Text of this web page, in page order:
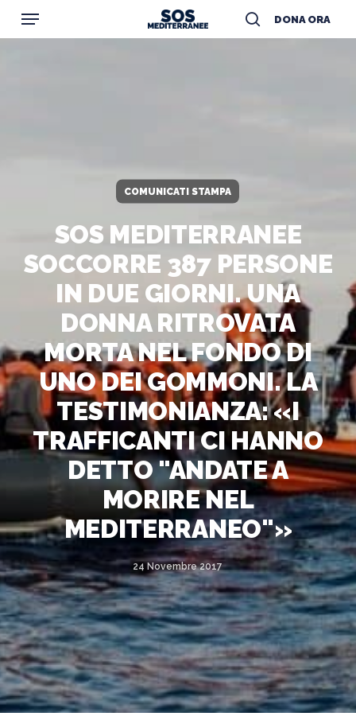
DONA ORA
search
Menu
COMUNICATI STAMPA
SOS MEDITERRANEE
SOCCORRE 387 PERSONE
IN DUE GIORNI. UNA
DONNA RITROVATA
MORTA NEL FONDO DI
UNO DEI GOMMONI. LA
TESTIMONIANZA: «I
TRAFFICANTI CI HANNO
DETTO "ANDATE A
MORIRE NEL
MEDITERRANEO"»
24 Novembre 2017